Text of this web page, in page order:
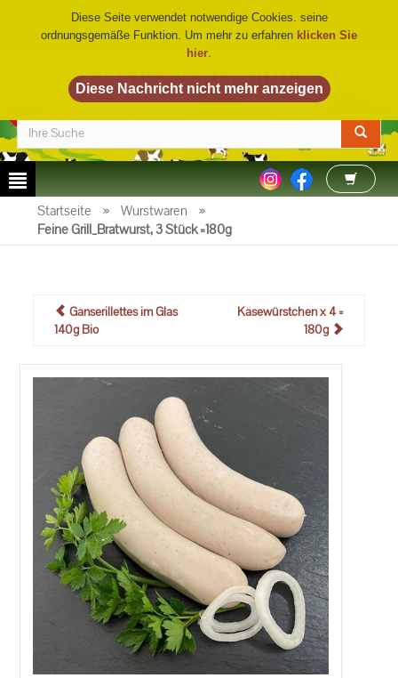
BIO VOM BAUERNHOF©
Startseite » Wurstwaren
»
Feine Grill_Bratwurst, 3 Stück =180g
Gänserillettes im Glas
140g Bio
Käsewürstchen x 4 =
180g
Diese Seite verwendet notwendige Cookies. seine
ordnungsgemäße Funktion. Um mehr zu erfahren klicken Sie
hier.